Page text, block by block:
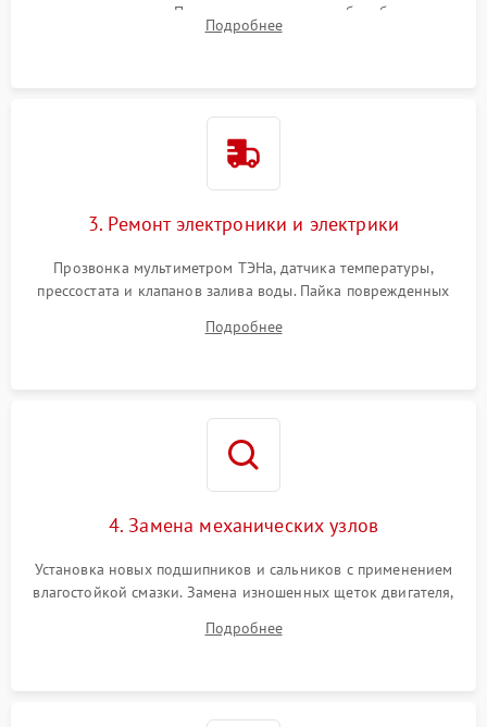
амортизаторов. Проверка подшипников барабана и
крестовины на износ, а манжеты люка на разрывы.
Подробнее
3. Ремонт электроники и электрики
Прозвонка мультиметром ТЭНа, датчика температуры,
прессостата и клапанов залива воды. Пайка поврежденных
Восстановление целостности проводки и контактов.
Подробнее
4. Замена механических узлов
Установка новых подшипников и сальников с применением
влагостойкой смазки. Замена изношенных щеток двигателя,
или поврежденной резиновой манжеты.
Подробнее